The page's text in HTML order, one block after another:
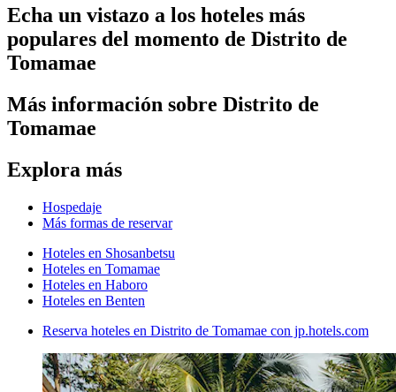
Echa un vistazo a los hoteles más
populares del momento de Distrito de
Tomamae
Más información sobre Distrito de
Tomamae
Explora más
Hospedaje
Más formas de reservar
Hoteles en Shosanbetsu
Hoteles en Tomamae
Hoteles en Haboro
Hoteles en Benten
Reserva hoteles en Distrito de Tomamae con jp.hotels.com